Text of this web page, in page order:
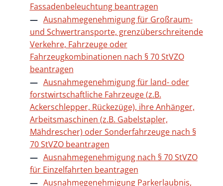
Fassadenbeleuchtung beantragen
Ausnahmegenehmigung für Großraum-
und Schwertransporte, grenzüberschreitende
Verkehre, Fahrzeuge oder
Fahrzeugkombinationen nach § 70 StVZO
beantragen
Ausnahmegenehmigung für land- oder
forstwirtschaftliche Fahrzeuge (z.B.
Ackerschlepper, Rückezüge), ihre Anhänger,
Arbeitsmaschinen (z.B. Gabelstapler,
Mähdrescher) oder Sonderfahrzeuge nach §
70 StVZO beantragen
Ausnahmegenehmigung nach § 70 StVZO
für Einzelfahrten beantragen
Ausnahmegenehmigung Parkerlaubnis,